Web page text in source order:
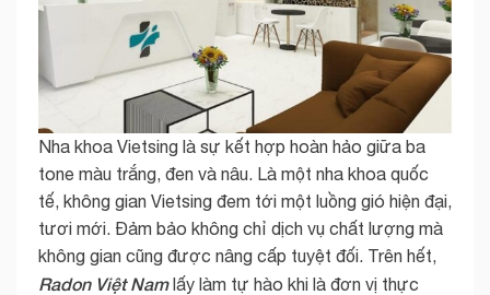
Nha khoa Vietsing là sự kết hợp hoàn hảo giữa ba
tone màu trắng, đen và nâu. Là một nha khoa quốc
tế, không gian Vietsing đem tới một luồng gió hiện đại,
tươi mới. Đảm bảo không chỉ dịch vụ chất lượng mà
không gian cũng được nâng cấp tuyệt đối. Trên hết,
Radon Việt Namlấy làm tự hào khi là đơn vị thực